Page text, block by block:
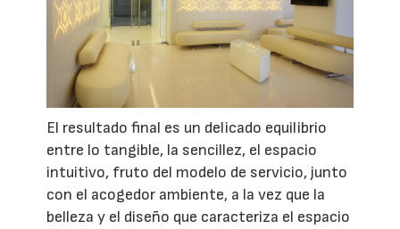
El resultado final es un delicado equilibrio
entre lo tangible, la sencillez, el espacio
intuitivo, fruto del modelo de servicio, junto
con el acogedor ambiente, a la vez que la
belleza y el diseño que caracteriza el espacio